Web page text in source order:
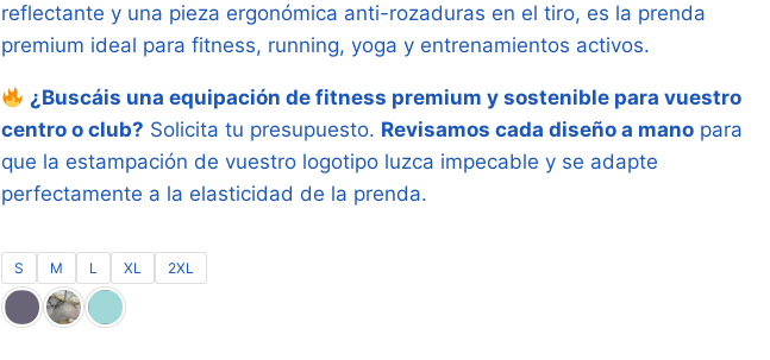
reflectante y una pieza ergonómica anti-rozaduras en el tiro, es la prenda
premium ideal para fitness, running, yoga y entrenamientos activos.
¿Buscáis una equipación de fitness premium y sostenible para vuestro
centro o club? Solicita tu presupuesto. Revisamos cada diseño a mano para
que la estampación de vuestro logotipo luzca impecable y se adapte
perfectamente a la elasticidad de la prenda.
S M L XL 2XL